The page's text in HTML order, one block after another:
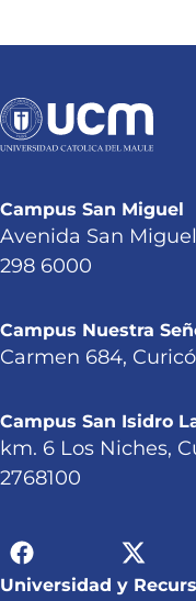
Campus San Miguel
Avenida San Miguel
298 6000
Campus Nuestra
Carmen 684,
Campus San Isidro
km. 6 Los Niches,
2768100
Universidad y